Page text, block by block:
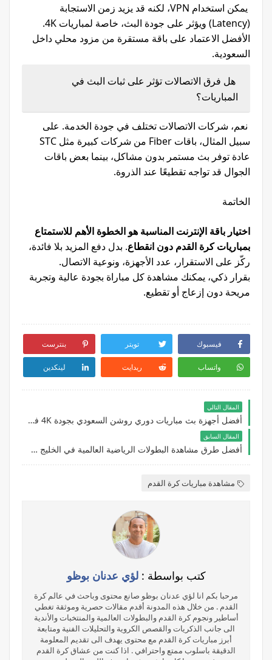
يمكن استخدام VPN، لكنه قد يزيد زمن الاستجابة
(Latency) ويؤثر على جودة البث، خاصة لمباريات 4K.
الأفضل الاعتماد على باقة مستقرة من مزود محلي داخل
السعودية.
هل فرق الاتصالات تؤثر على ثبات البث في
المباريات؟
نعم، شركات الاتصالات تختلف في جودة الخدمة. على
سبيل المثال، باقات Fiber من شركات كبيرة مثل STC
عادة توفر بث مستمر بدون مشاكل، بينما بعض باقات
الجوال قد تواجه تقطيعًا عند الذروة.
الخاتمة
اختيار باقة الإنترنت المناسبة هو الخطوة الأهم للاستمتاع
بمباريات كرة القدم دون انقطاع. بدل دفع المزيد بلا فائدة،
ركّز على الاستقرار، عدد الأجهزة، ونوعية الاتصال.
بقرار ذكي، يمكنك مشاهدة كل مباراة بجودة عالية وتجربة
مريحة دون إزعاج أو تقطيع.
فيسبوك تويتر بنترست
واتساب ريدايت لينكدين
المقال التالي
أفضل أجهزة بث مباريات دوري روشن السعودي بجودة 4K في السعودية 2026
المقال السابق
أفضل طرق مشاهدة البطولات الرياضية العالمية في الخليج 2026 بجودة عالية واشتراك قانوني
مشاهدة مباريات كرة القدم
كتب بواسطة :لؤي عدنان بوظو
مرحبا بكم انا لؤي عدنان بوظو صانع محتوى وباحث في عالم كرة
القدم . من خلال هذه المدونة أقدم مقالات حصرية وموثقة تغطي
أساطير ونجوم كرة القدم والبطولات العالمية والمنتخبات والأندية
الى جانب الذكريات والقصص الكروية والتحليلات الفنية ومتابعة
أبرز مباريات كرة القدم مع محتوى يهدف الى تقديم المعلومة
الدقيقة باسلوب ممتع واحترافي . اذا كنت من عشاق كرة القدم